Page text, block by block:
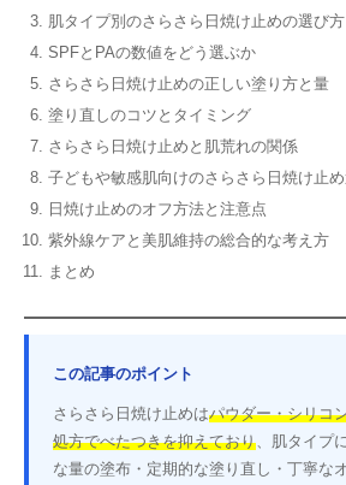
肌タイプ別のさらさら日焼け止めの選び方
SPFとPAの数値をどう選ぶか
さらさら日焼け止めの正しい塗り方と量
塗り直しのコツとタイミング
さらさら日焼け止めと肌荒れの関係
子どもや敏感肌向けのさらさら日焼け止
日焼け止めのオフ方法と注意点
紫外線ケアと美肌維持の総合的な考え方
まとめ
この記事のポイント
さらさら日焼け止めはパウダー・シリコ
処方でべたつきを抑えており 、肌タイプ
な量の塗布・定期的な塗り直し・丁寧な